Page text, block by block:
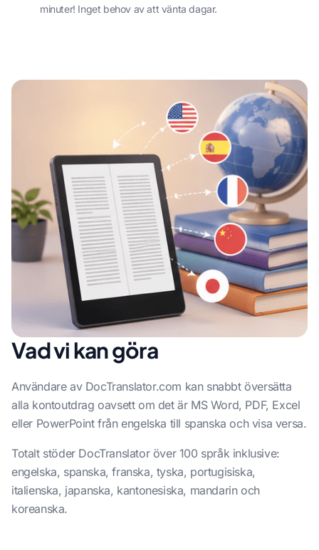
minuter! Inget behov av att vänta dagar.
Vad vi kan göra
Användare av DocTranslator.com kan snabbt översätta
alla kontoutdrag oavsett om det är MS Word, PDF, Excel
eller PowerPoint från engelska till spanska och visa versa.
Totalt stöder DocTranslator över 100 språk inklusive:
engelska, spanska, franska, tyska, portugisiska,
italienska, japanska, kantonesiska, mandarin och
koreanska.